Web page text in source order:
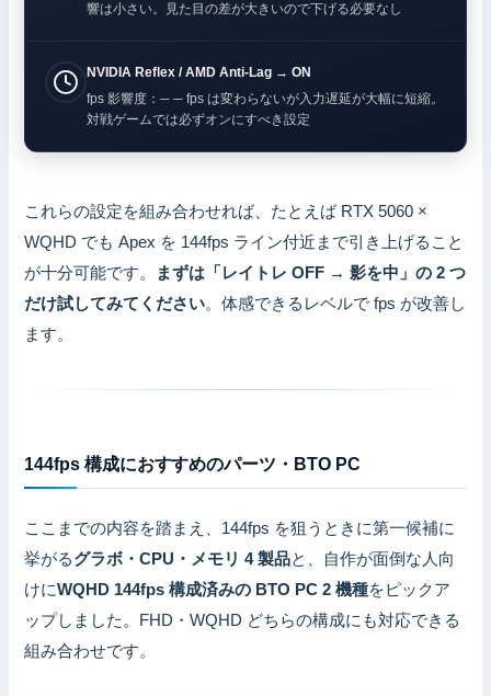
響は小さい。見た目の差が大きいので下げる必要なし
NVIDIA Reflex / AMD Anti-Lag → ON
fps 影響度：─ ─ fps は変わらないが入力遅延が大幅に短縮。
対戦ゲームでは必ずオンにすべき設定
これらの設定を組み合わせれば、たとえば RTX 5060 ×
WQHD でも Apex を 144fps ライン付近まで引き上げること
が十分可能です。
まずは「レイトレ OFF → 影を中」の 2 つ
だけ試してみてください。体感できるレベルで fps が改善し
ます。
144fps 構成におすすめのパーツ・BTO PC
ここまでの内容を踏まえ、144fps を狙うときに第一候補に
挙がるグラボ・CPU・メモリ 4 製品と、自作が面倒な人向
けにWQHD 144fps 構成済みの BTO PC 2 機種をピックア
ップしました。FHD・WQHD どちらの構成にも対応できる
組み合わせです。